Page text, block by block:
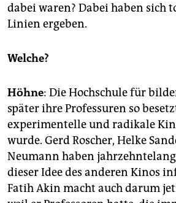
dabei waren? Dabei haben sich
Linien ergeben.
Welche?
Höhne: Die Hochschule für
später ihre Professuren so
experimentelle und radikale
wurde. Gerd Roscher, Helke
Neumann haben
dieser Idee des anderen Kinos
Fatih Akin macht auch darum